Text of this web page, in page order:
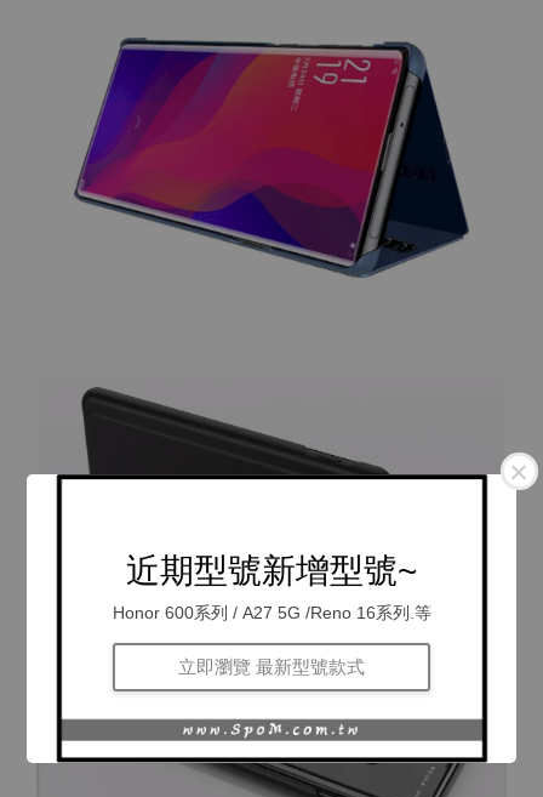
近期型號新增型號~
Honor 600系列 / A27 5G /Reno 16系列.等
立即瀏覽 最新型號款式